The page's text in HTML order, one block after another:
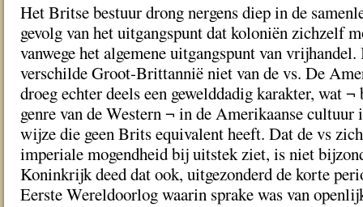
Het Britse bestuur drong nergens diep in de
gevolg van het uitgangspunt dat koloniën zichzelf
vanwege het algemene uitgangspunt van
verschilde Groot-Brittannië niet van de vs. De
droeg echter deels een gewelddadig karakter, wat
genre van de Western ¬ in de Amerikaanse cultuur
wijze die geen Brits equivalent heeft. Dat de vs
imperiale mogendheid bij uitstek ziet, is niet
Koninkrijk deed dat ook, uitgezonderd de korte
Eerste Wereldoorlog waarin sprake was van